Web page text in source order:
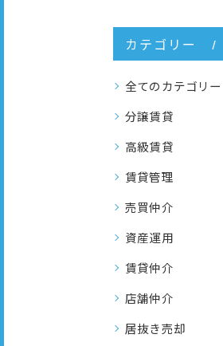
カテゴリー
全てのカテゴリー
分譲賃貸
高級賃貸
賃貸管理
売買仲介
資産運用
賃貸仲介
店舗仲介
居抜き売却